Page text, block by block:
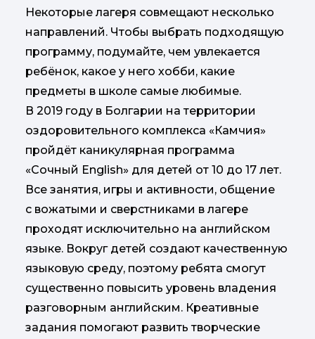
Некоторые лагеря совмещают несколько
направлений. Чтобы выбрать подходящую
программу, подумайте, чем увлекается
ребёнок, какое у него хобби, какие
предметы в школе самые любимые.
В 2019 году в Болгарии на территории
оздоровительного комплекса «Камчия»
пройдёт каникулярная программа
«Сочный English» для детей от 10 до 17 лет.
Все занятия, игры и активности, общение
с вожатыми и сверстниками в лагере
проходят исключительно на английском
языке. Вокруг детей создают качественную
языковую среду, поэтому ребята смогут
существенно повысить уровень владения
разговорным английским. Креативные
задания помогают развить творческие